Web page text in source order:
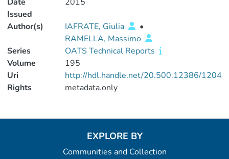
Issued
Author(s) IAFRATE, Giulia
•
RAMELLA, Massimo
Series
OATS Technical Reports
Volume
195
Uri
http://hdl.handle.net/20.500.12386/1204
Rights
metadata.only
EXPLORE BY
Communities and Collection